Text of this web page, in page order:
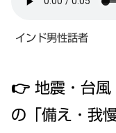
インド男性話者
👉 地震・台風
の「備え・我